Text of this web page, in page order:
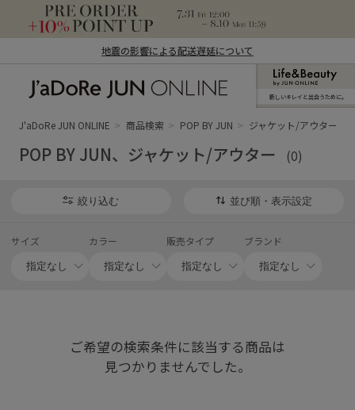
地震の影響による配送遅延について
ン オンライン）
新しいキレイと出合うために。
J'aDoRe JUN ONLINE 商品検索 POP BY JUN ジャケット/アウター
POP BY JUN、ジャケット/アウター (0)
絞り込む 並び順・表示設定
サイズ カラー 販売タイプ ブランド
ご希望の検索条件に該当する商品は
見つかりませんでした。